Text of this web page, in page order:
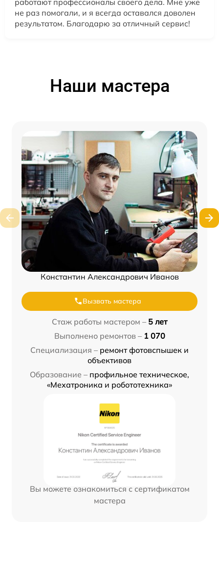
не раз помогали, и я всегда оставался доволен
результатом. Благодарю за отличный сервис!
Наши мастера
Константин Александрович Иванов
Вызвать мастера
Стаж работы мастером – 5 лет
Выполнено ремонтов – 1 070
Специализация – ремонт фотовспышек и
объективов
Образование – профильное техническое,
«Мехатроника и робототехника»
Вы можете ознакомиться с сертификатом
мастера